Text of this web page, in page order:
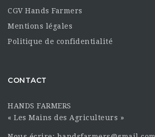
CGV Hands Farmers
Mentions légales
Politique de confidentialité
CONTACT
HANDS FARMERS
« Les Mains des Agriculteurs »